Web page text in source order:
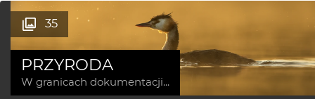
35
PRZYRODA
W granicach dokumentacji...